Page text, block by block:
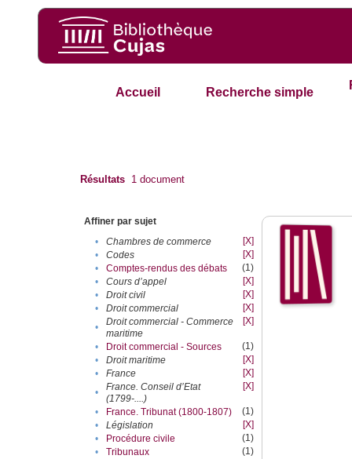
Accueil Recherche simple
Résultats 1 document
Affiner par sujet
•
Chambres de commerce
[X]
•
Codes
[X]
•
Comptes-rendus des débats
(1)
•
Cours d’appel
[X]
•
Droit civil
[X]
•
Droit commercial
[X]
•
Droit commercial - Commerce
maritime
[X]
• Droit commercial - Sources
(1)
•
Droit maritime
[X]
•
France
[X]
•
France. Conseil d’Etat
(1799-....)
[X]
• France. Tribunat (1800-1807)
(1)
•
Législation
[X]
•
Procédure civile
(1)
•
Tribunaux
(1)